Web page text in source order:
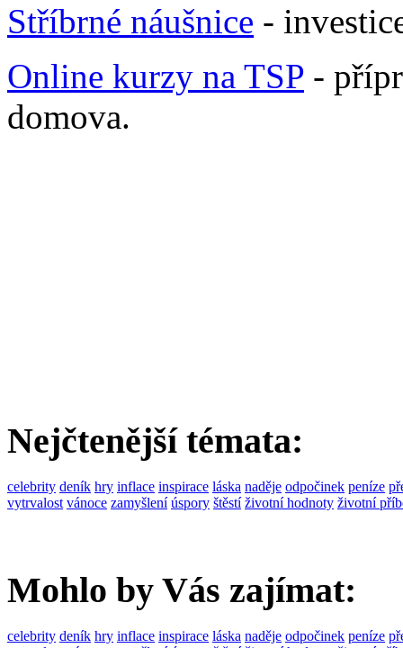
Stříbrné náušnice -
Online kurzy na TSP -
domova.
Nejčtenější témata:
celebrity deník hry inflace inspirace láska naděje odpočinek peníze
vytrvalost vánoce zamyšlení úspory štěstí životní hodnoty životní
Mohlo by Vás zajímat:
celebrity deník hry inflace inspirace láska naděje odpočinek peníze